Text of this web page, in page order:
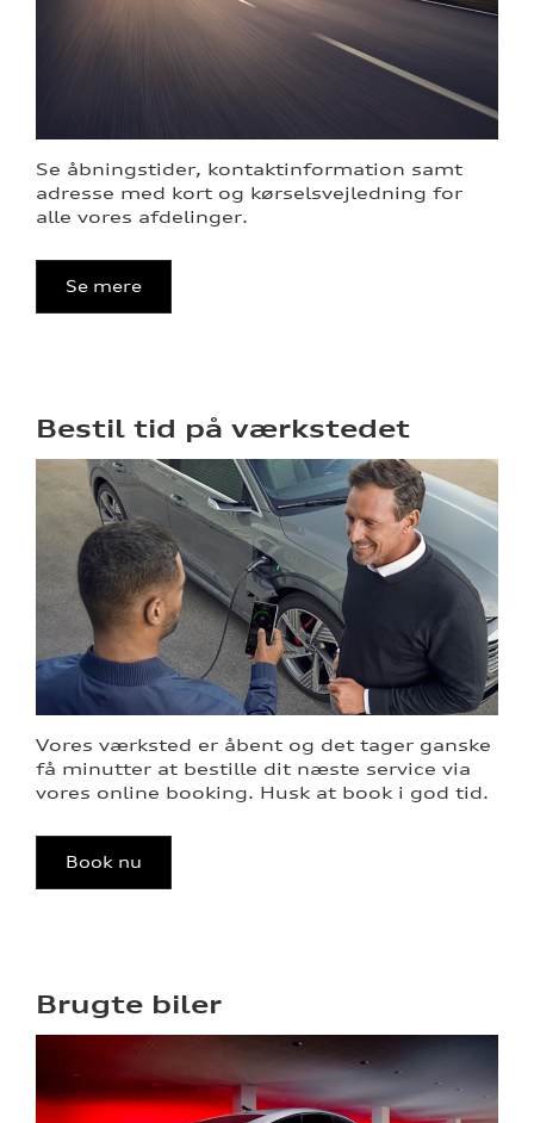
Se åbningstider, kontaktinformation samt
adresse med kort og kørselsvejledning for
alle vores afdelinger.
Se mere
Bestil tid på værkstedet
Vores værksted er åbent og det tager ganske
få minutter at bestille dit næste service via
vores online booking. Husk at book i god tid.
Book nu
Brugte biler